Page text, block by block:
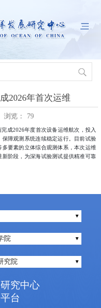
2026年首次运维
浏览： 79
成2026年度首次设备运维航次，投入
障观测系统连续稳定运行。目前试验
要素的立体综合观测体系，本次运维
阶段，为深海试验测试提供精准可靠
院
究院
究中心
台